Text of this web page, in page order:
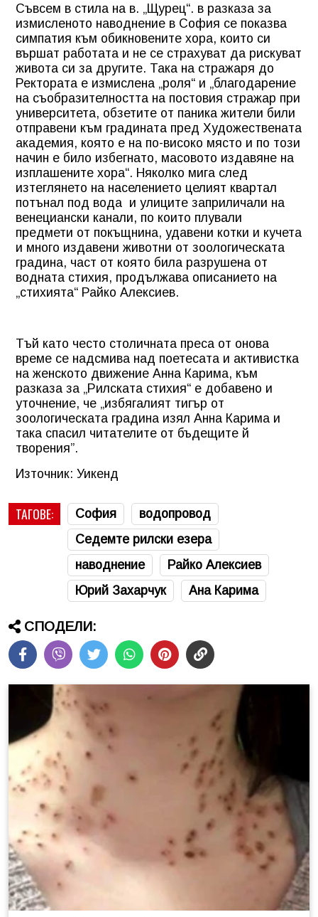
Съвсем в стила на в. „Щурец“. в разказа за
измисленото наводнение в София се показва
симпатия към обикновените хора, които си
вършат работата и не се страхуват да рискуват
живота си за другите. Така на стражаря до
Ректората е измислена „роля“ и „благодарение
на съобразителността на постовия стражар при
университета, обзетите от паника жители били
отправени към градината пред Художествената
академия, която е на по-високо място и по този
начин е било избегнато, масовото издавяне на
изплашените хора“. Няколко мига след
изтеглянето на населението целият квартал
потънал под вода и улиците заприличали на
венециански канали, по които плували
предмети от покъщнина, удавени котки и кучета
и много издавени животни от зоологическата
градина, част от която била разрушена от
водната стихия, продължава описанието на
„стихията“ Райко Алексиев.
Тъй като често столичната преса от онова
време се надсмива над поетесата и активистка
на женското движение Анна Карима, към
разказа за „Рилската стихия“ е добавено и
уточнение, че „избягалият тигър от
зоологическата градина изял Анна Карима и
така спасил читателите от бъдещите й
творения”.
Източник: Уикенд
ТАГОВЕ: София
водопровод
Седемте рилски езера
наводнение
Райко Алексиев
Юрий Захарчук
Ана Карима
СПОДЕЛИ: